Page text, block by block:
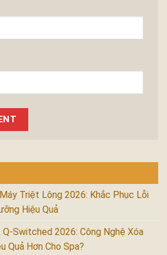
Triệt Lông 2026: Khắc Phục Lỗi
Hiệu Quả
Switched 2026: Công Nghệ Xóa
Quả Hơn Cho Spa?